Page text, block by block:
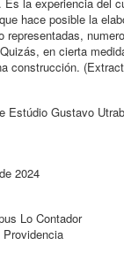
hace posible la
representadas,
en cierta
construcción.
Estúdio Gustavo
2024
Lo Contador
Providencia